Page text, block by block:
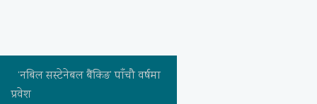
‘नबिल सस्टेनेबल बैंकिङ’ पाँचौ वर्षमा
प्रवेश